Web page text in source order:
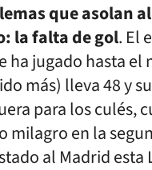
que asolan
la falta de gol. El
ha jugado hasta
más) lleva 48 y
para los culés,
milagro en la
al Madrid esta